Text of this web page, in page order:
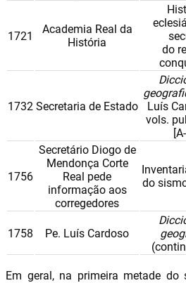
1721
Academia Real da
História
do
1732 Secretaria de Estado
Luís
vols.
1756
Secretário Diogo de
Mendonça Corte
Real pede
informação aos
corregedores
do
1758 Pe. Luís Cardoso
Em geral, na primeira metade do